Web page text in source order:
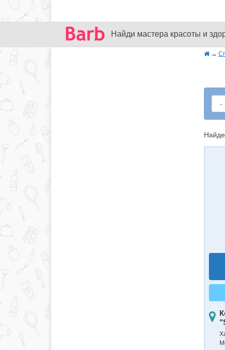
Найди мастера красоты и
→